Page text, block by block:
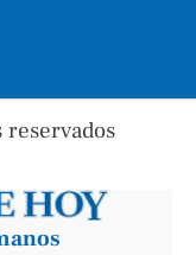
reservados